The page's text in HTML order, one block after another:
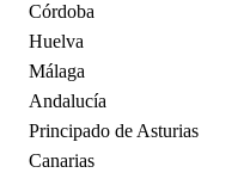
Córdoba
Huelva
Málaga
Andalucía
Principado de Asturias
Canarias